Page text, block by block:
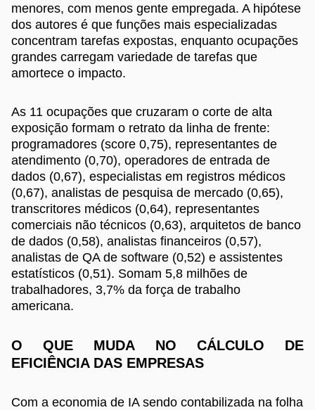
menores, com menos gente empregada. A hipótese
dos autores é que funções mais especializadas
concentram tarefas expostas, enquanto ocupações
grandes carregam variedade de tarefas que
amortece o impacto.
As 11 ocupações que cruzaram o corte de alta
exposição formam o retrato da linha de frente:
programadores (score 0,75), representantes de
atendimento (0,70), operadores de entrada de
dados (0,67), especialistas em registros médicos
(0,67), analistas de pesquisa de mercado (0,65),
transcritores médicos (0,64), representantes
comerciais não técnicos (0,63), arquitetos de banco
de dados (0,58), analistas financeiros (0,57),
analistas de QA de software (0,52) e assistentes
estatísticos (0,51). Somam 5,8 milhões de
trabalhadores, 3,7% da força de trabalho
americana.
O QUE MUDA NO CÁLCULO DE
EFICIÊNCIA DAS EMPRESAS
Com a economia de IA sendo contabilizada na folha